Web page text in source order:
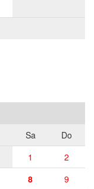
Sa
Do
1
2
8
9